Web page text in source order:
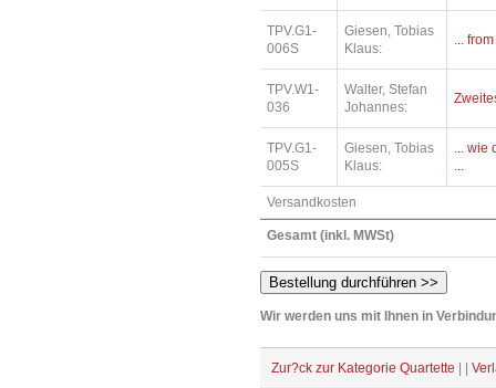
TPV.G1-
006S
Giesen, Tobias
Klaus:
...
TPV.W1-
036
Walter, Stefan
Johannes:
TPV.G1-
005S
Giesen, Tobias
Klaus:
... wie
...
Versandkosten
Gesamt (inkl. MWSt)
Wir werden uns mit Ihnen in
Zur?ck zur Kategorie Quartette